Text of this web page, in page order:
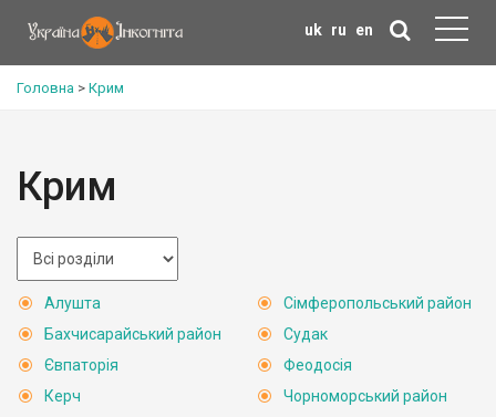
uk ru en
Головна > Крим
Крим
Алушта
Бахчисарайський район
Євпаторія
Керч
Сімферопольський район
Судак
Феодосія
Чорноморський район